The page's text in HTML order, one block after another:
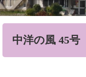
中洋の風 45号